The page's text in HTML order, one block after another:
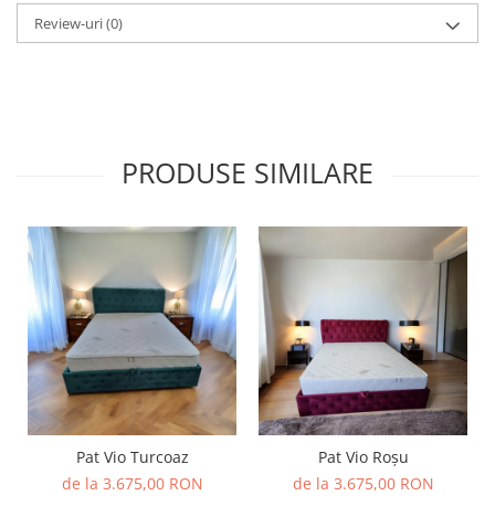
Review-uri(0)
PRODUSE SIMILARE
Pat Vio Turcoaz
de la 3.675,00 RON
Pat Vio Roșu
de la 3.675,00 RON